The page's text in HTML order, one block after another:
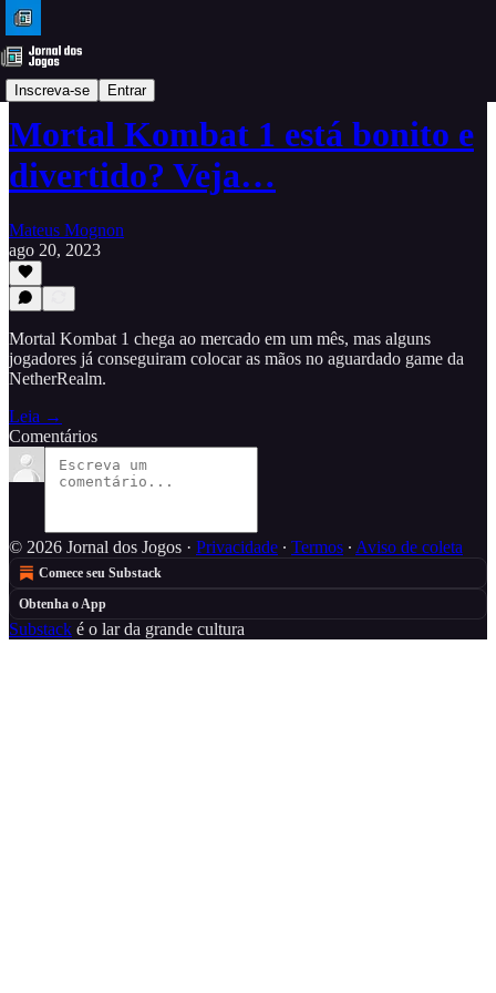
Inscreva-se Entrar
Análises
Mortal Kombat 1 está bonito e
divertido? Veja…
Mateus Mognon
ago 20, 2023
Mortal Kombat 1 chega ao mercado em um mês, mas alguns
jogadores já conseguiram colocar as mãos no aguardado game da
NetherRealm.
Leia →
Comentários
© 2026 Jornal dos Jogos · Privacidade ∙ Termos ∙ Aviso de coleta
Comece seu Substack
Obtenha o App
Substack é o lar da grande cultura